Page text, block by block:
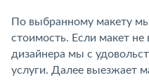
По выбранному макету
стоимость. Если макет
дизайнера мы с
услуги. Далее выезжает